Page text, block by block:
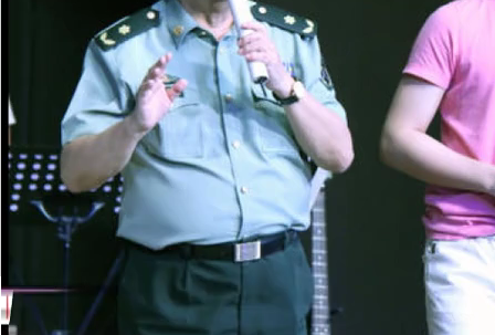
曝74岁李双江因儿子涉嫌轮奸 气病
转发至：
李双江- 延安颂.. 李双江《战士歌唱毛主席..
嘴很
说，“
爸爸
要掉
子爱
子办
钧剑
该歌
暑假
时15岁（亦有网友质疑李天一的真实年龄